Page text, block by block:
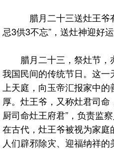
腊月二十三送灶王爷
忌3供3不忘”，送灶神迎好
腊月二十三，祭灶节，
我国民间的传统节日。这
上天庭，向玉帝汇报家中
厚。灶王爷，又称灶君司
厨司命灶王府君”，负责监
在古代，灶王爷被视为家
人们辟邪除灾、迎福纳祥的